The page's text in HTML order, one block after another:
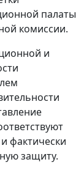
палаты
комиссии.
и
фактически
защиту.